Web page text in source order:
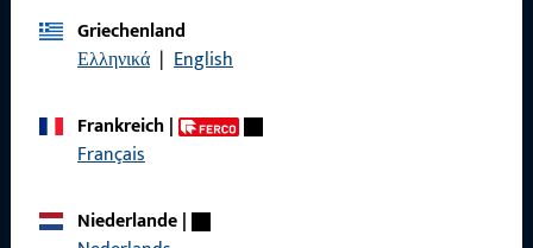
Griechenland
Ελληνικά | English
Frankreich|
Français
Niederlande|
ProPoint-Serviceportal
Service